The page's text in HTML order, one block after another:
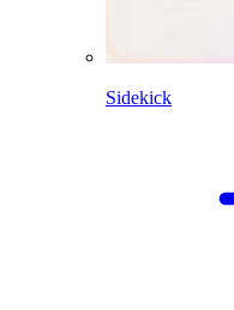
Sidekick